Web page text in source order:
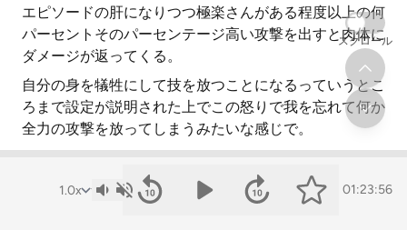
エピソードの肝になりつつ極楽さんがある程度以上の何
パーセントそのパーセンテージ高い攻撃を出すと肉体に
ダメージが返ってくる。
自分の身を犠牲にして技を放つことになるっていうとこ
ろまで設定が説明された上でこの怒りで我を忘れて何か
全力の攻撃を放ってしまうみたいな感じで。
ってしまうというところまでのお膳立てができたんでこ
こでイチ君の友情が改めて示されるようなそういった展
01:23:56
スクロール